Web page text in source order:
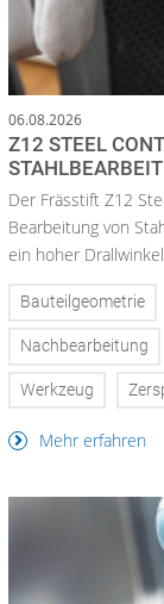
06.08.2026
Z12 STEEL
Der Frässtift Z12
Bearbeitung von
ein hoher
Bauteilgeometrie
Nachbearbeitung
Werkzeug
Mehr erfahren